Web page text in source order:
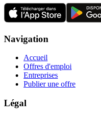
Navigation
Accueil
Offres d'emploi
Entreprises
Publier une offre
Légal